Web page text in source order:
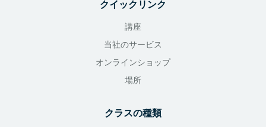
クイックリンク
講座
当社のサービス
オンラインショップ
場所
クラスの種類